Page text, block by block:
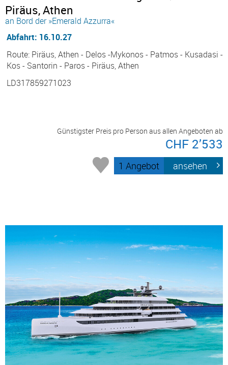
Piräus, Athen
an Bord der »Emerald Azzurra«
Abfahrt: 16.10.27
Route: Piräus, Athen - Delos -Mykonos - Patmos - Kusadasi -
Kos - Santorin - Paros - Piräus, Athen
LD317859271023
Günstigster Preis pro Person aus allen Angeboten ab
CHF 2’533
1 Angebot ansehen